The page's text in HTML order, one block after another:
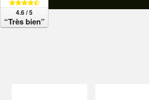
4.6 / 5
“Très bien”